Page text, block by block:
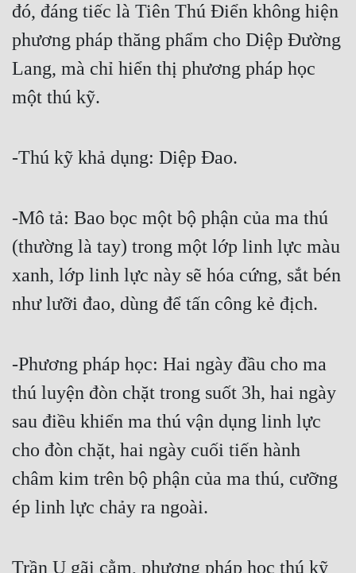
đó, đáng tiếc là Tiên Thú Điển không hiện
phương pháp thăng phẩm cho Diệp Đường
Lang, mà chỉ hiển thị phương pháp học
một thú kỹ.
-Thú kỹ khả dụng: Diệp Đao.
-Mô tả: Bao bọc một bộ phận của ma thú
(thường là tay) trong một lớp linh lực màu
xanh, lớp linh lực này sẽ hóa cứng, sắt bén
như lưỡi đao, dùng để tấn công kẻ địch.
-Phương pháp học: Hai ngày đầu cho ma
thú luyện đòn chặt trong suốt 3h, hai ngày
sau điều khiển ma thú vận dụng linh lực
cho đòn chặt, hai ngày cuối tiến hành
châm kim trên bộ phận của ma thú, cưỡng
ép linh lực chảy ra ngoài.
Trần U gãi cằm, phương pháp học thú kỹ